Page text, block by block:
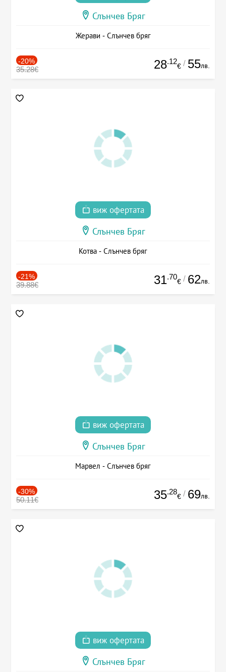
Слънчев Бряг
Жерави - Слънчев бряг
-20%
35.28€ 28.12
€ / 55лв.
виж офертата
Слънчев Бряг
Котва - Слънчев бряг
-21%
39.88€ 31.70
€ / 62лв.
виж офертата
Слънчев Бряг
Марвел - Слънчев бряг
-30%
50.11€ 35.28
€ / 69лв.
виж офертата
Слънчев Бряг